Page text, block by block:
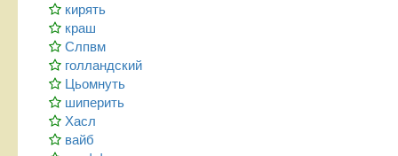
кирять
краш
Слпвм
голландский
Цьомнуть
шиперить
Хасл
вайб